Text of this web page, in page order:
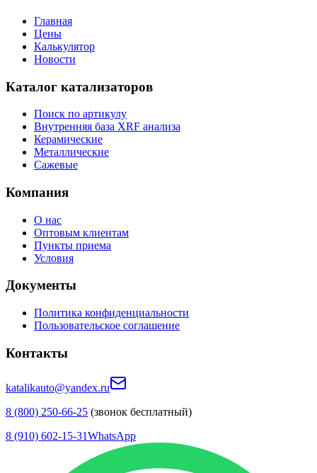
Главная
Цены
Калькулятор
Новости
Каталог катализаторов
Поиск по артикулу
Внутренняя база XRF анализа
Керамические
Металлические
Сажевые
Компания
О нас
Оптовым клиентам
Пункты приема
Условия
Документы
Политика конфиденциальности
Пользовательское соглашение
Контакты
katalikauto@yandex.ru
8 (800) 250-66-25 (звонок бесплатный)
8 (910) 602-15-31WhatsApp